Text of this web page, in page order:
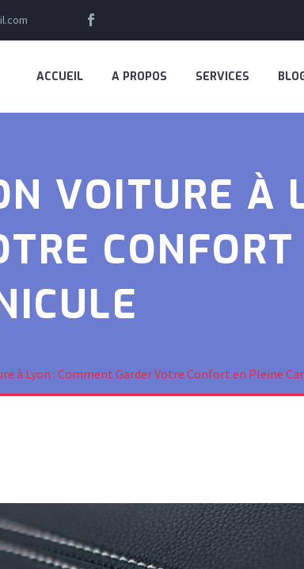
ACCUEIL A PROPOS SERVICES
VOITURE À
CONFORT
à Lyon : Comment Garder Votre Confort en Pleine